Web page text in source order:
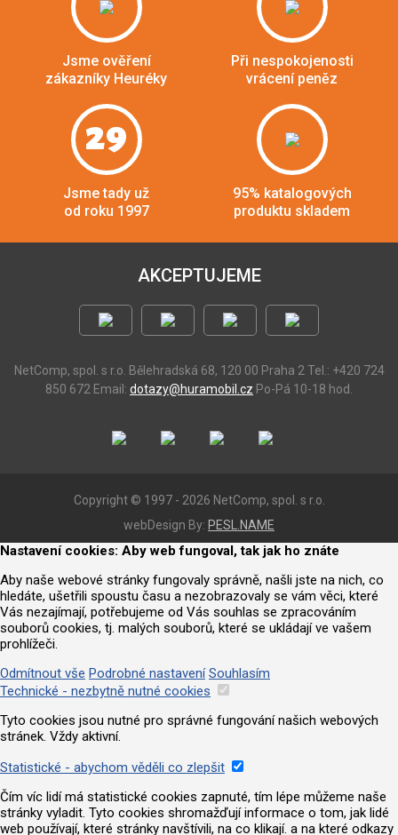
Jsme ověření
zákazníky Heuréky
Při nespokojenosti
vrácení peněz
29
Jsme tady už
od roku 1997
95% katalogových
produktu skladem
AKCEPTUJEME
NetComp, spol. s r.o. Bělehradská 68, 120 00 Praha 2 Tel.: +420 724
850 672 Email: dotazy@huramobil.cz Po-Pá 10-18 hod.
Copyright © 1997 - 2026 NetComp, spol. s r.o.
webDesign By: PESL.NAME
Nastavení cookies: Aby web fungoval, tak jak ho znáte
Aby naše webové stránky fungovaly správně, našli jste na nich, co
hledáte, ušetřili spoustu času a nezobrazovaly se vám věci, které
Vás nezajímají, potřebujeme od Vás souhlas se zpracováním
souborů cookies, tj. malých souborů, které se ukládají ve vašem
prohlížeči.
Odmítnout vše Podrobné nastavení Souhlasím
Technické - nezbytně nutné cookies
Tyto cookies jsou nutné pro správné fungování našich webových
stránek. Vždy aktivní.
Statistické - abychom věděli co zlepšit
Čím víc lidí má statistické cookies zapnuté, tím lépe můžeme naše
stránky vyladit. Tyto cookies shromažďují informace o tom, jak lidé
web používají, které stránky navštívili, na co klikají. a na které odkazy